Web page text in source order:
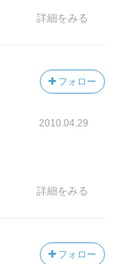
と訴えても
ざけ”。
行き届きとか、
えても、悪ふざ
詳細をみる
フォロー
2010.04.29
詳細をみる
フォロー